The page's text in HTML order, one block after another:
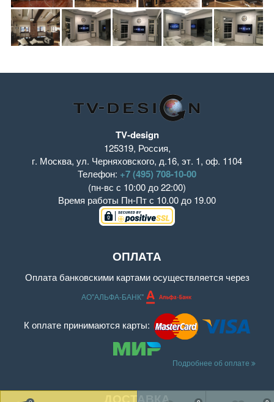
TV-design
125319, Россия,
г. Москва, ул. Черняховского, д.16, эт. 1, оф. 1104
Телефон: +7 (495) 708-10-00
(пн-вс с 10:00 до 22:00)
Время работы Пн-Пт с 10.00 до 19.00
ОПЛАТА
Оплата банковскими картами осуществляется через
АО"АЛЬФА-БАНК"
К оплате принимаются карты:
Подробнее об оплате
ДОСТАВКА